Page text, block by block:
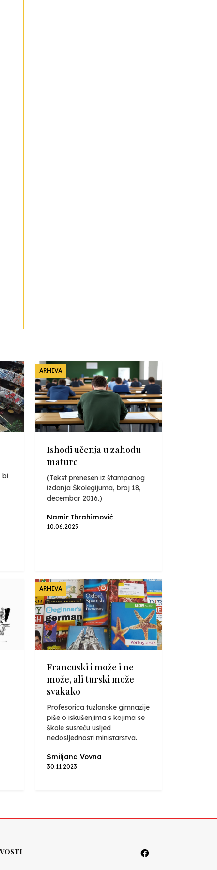
bi
ARHIVA
Ishodi učenja u zahodu
mature
(Tekst prenesen iz štampanog
izdanja Školegijuma, broj 18,
decembar 2016.)
Namir Ibrahimović
10.06.2025
ARHIVA
Francuski i može i ne
može, ali turski može
svakako
Profesorica tuzlanske gimnazije
piše o iskušenjima s kojima se
škole susreću usljed
nedosljednosti ministarstva.
Smiljana Vovna
30.11.2023